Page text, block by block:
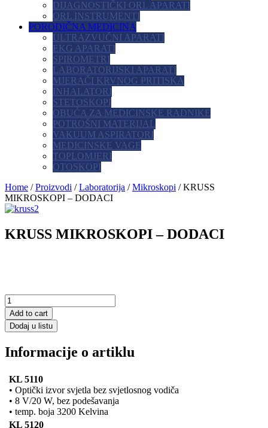
DIJAGNOSTIČKI ORL APARATI
ORL INSTRUMENTI
PORODIČNA MEDICINA
ULTRAZVUČNI APARATI
EKG APARATI
SPIROMETRI
LABORATORIJSKI APARATI
MJERAČI KRVNOG PRITISKA
INHALATORI
STETOSKOPI
OBUĆA ZA MEDICINSKE RADNIKE
POTROŠNI MATERIJAL
VAKUUM ASPIRATORI
MEDICINSKE VAGE
TOPLOMJERI
OTOSKOPI
Home /Proizvodi /Laboratorija /Mikroskopi / KRUSS
MIKROSKOPI – DODACI
KRUSS MIKROSKOPI – DODACI
Add to cart
Dodaj u listu
Informacije o artiklu
KL 5110
• Optički izvor svjetla bez svjetlosnog vodiča
• 8 V/20 W, bez podešavanja
• temp. boja 3200 Kelvina
KL 5120